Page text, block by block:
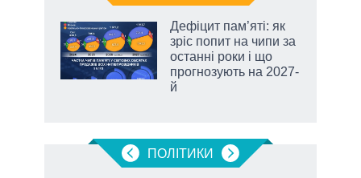
Дефіцит пам’яті: як
зріс попит на чипи за
останні роки і що
прогнозують на 2027-
й
ПОЛIТИКИ